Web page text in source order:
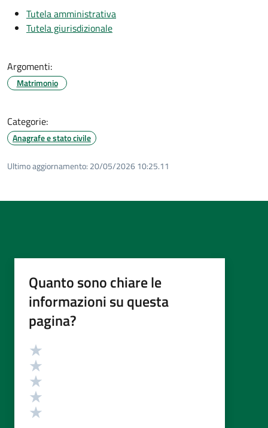
Tutela amministrativa
Tutela giurisdizionale
Argomenti:
Matrimonio
Categorie:
Anagrafe e stato civile
Ultimo aggiornamento: 20/05/2026 10:25.11
Quanto sono chiare le
informazioni su questa
pagina?
Valutazione